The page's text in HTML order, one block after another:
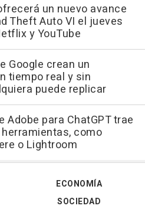
un nuevo avance
Theft Auto VI el jueves
y YouTube
Google crean un
tiempo real y sin
puede replicar
Adobe para ChatGPT trae
como
o Lightroom
ECONOMÍA
SOCIEDAD